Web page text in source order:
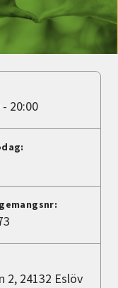
- 20:00
2, 24132 Eslöv